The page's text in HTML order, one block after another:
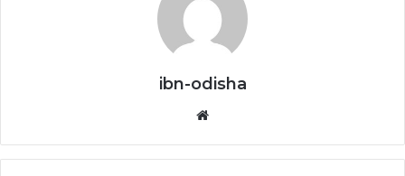
ibn-odisha
Website